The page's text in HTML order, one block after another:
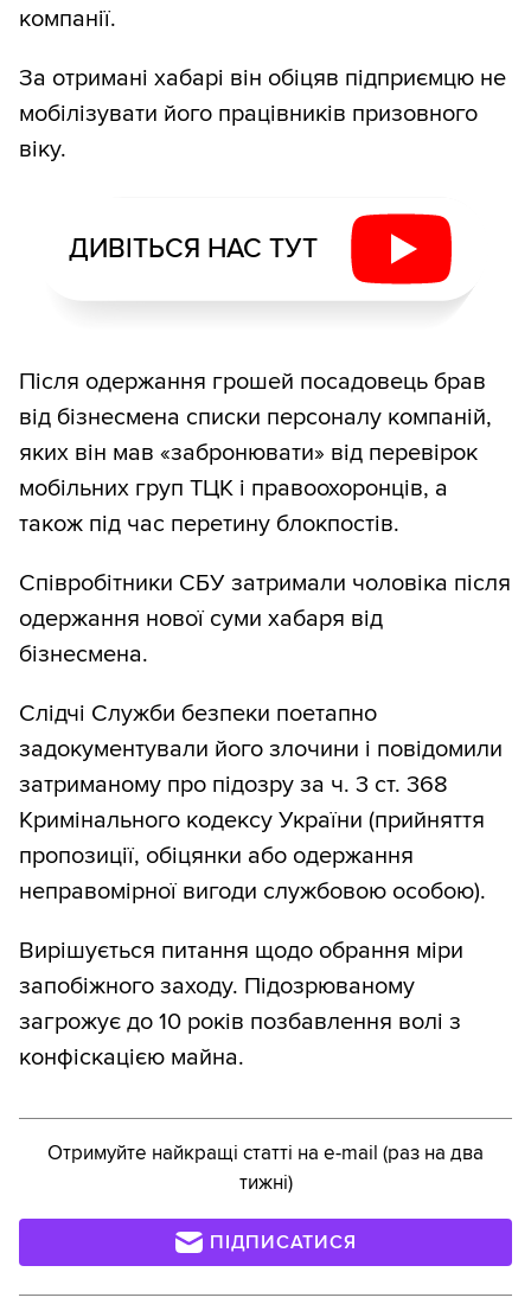
компанії.
За отримані хабарі він обіцяв підприємцю не
мобілізувати його працівників призовного
віку.
ДИВІТЬСЯ НАС ТУТ
Після одержання грошей посадовець брав
від бізнесмена списки персоналу компаній,
яких він мав «забронювати» від перевірок
мобільних груп ТЦК і правоохоронців, а
також під час перетину блокпостів.
Співробітники СБУ затримали чоловіка після
одержання нової суми хабаря від
бізнесмена.
Слідчі Служби безпеки поетапно
задокументували його злочини і повідомили
затриманому про підозру за ч. 3 ст. 368
Кримінального кодексу України (прийняття
пропозиції, обіцянки або одержання
неправомірної вигоди службовою особою).
Вирішується питання щодо обрання міри
запобіжного заходу. Підозрюваному
загрожує до 10 років позбавлення волі з
конфіскацією майна.
Отримуйте найкращі статті на e-mail (раз на два
тижні)
ПІДПИСАТИСЯ